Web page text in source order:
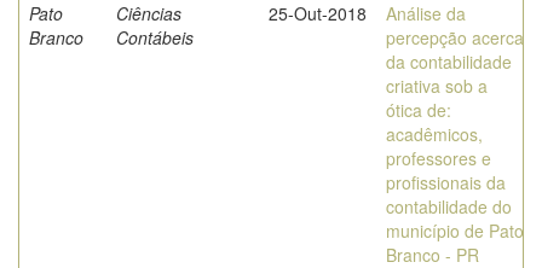
Pato
Branco
Ciências
Contábeis
25-Out-2018
Análise da
percepção acerca
da contabilidade
criativa sob a
ótica de:
acadêmicos,
professores e
profissionais da
contabilidade do
município de Pato
Branco - PR